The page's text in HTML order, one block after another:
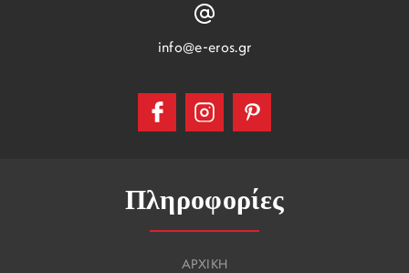
Πληροφορίες
ΑΡΧΙΚΗ
info@e-eros.gr